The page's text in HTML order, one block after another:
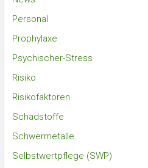
Personal
Prophylaxe
Psychischer-Stress
Risiko
Risikofaktoren
Schadstoffe
Schwermetalle
Selbstwertpflege (SWP)